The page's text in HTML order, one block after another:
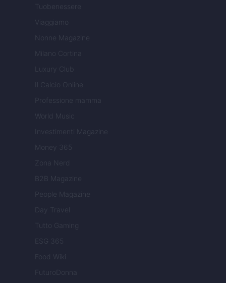
Tuobenessere
Viaggiamo
Nonne Magazine
Milano Cortina
Luxury Club
Il Calcio Online
Professione mamma
World Music
Investimenti Magazine
Money 365
Zona Nerd
B2B Magazine
People Magazine
Day Travel
Tutto Gaming
ESG 365
Food Wiki
FuturoDonna